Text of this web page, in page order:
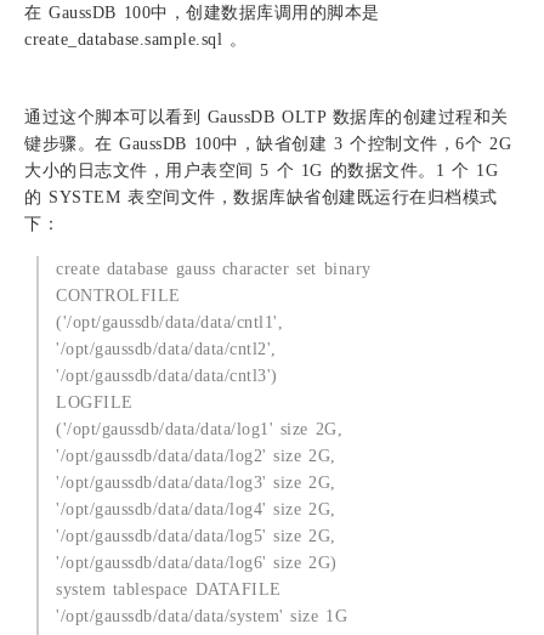
在 GaussDB 100中，创建数据库调用的脚本是
create_database.sample.sql 。
通过这个脚本可以看到 GaussDB OLTP 数据库的创建过程和关
键步骤。在 GaussDB 100中，缺省创建 3 个控制文件，6个 2G
大小的日志文件，用户表空间 5 个 1G 的数据文件。1 个 1G
的 SYSTEM 表空间文件，数据库缺省创建既运行在归档模式
下：
create database gauss character set binary
CONTROLFILE
('/opt/gaussdb/data/data/cntl1',
'/opt/gaussdb/data/data/cntl2',
'/opt/gaussdb/data/data/cntl3')
LOGFILE
('/opt/gaussdb/data/data/log1' size 2G,
'/opt/gaussdb/data/data/log2' size 2G,
'/opt/gaussdb/data/data/log3' size 2G,
'/opt/gaussdb/data/data/log4' size 2G,
'/opt/gaussdb/data/data/log5' size 2G,
'/opt/gaussdb/data/data/log6' size 2G)
system tablespace DATAFILE
'/opt/gaussdb/data/data/system' size 1G